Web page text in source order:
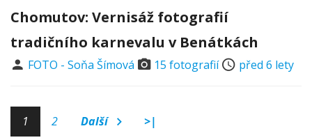
Chomutov: Vernisáž fotografií
tradičního karnevalu v Benátkách
FOTO - Soňa Šímová 15 fotografií před 6 lety
1 2 Další >|